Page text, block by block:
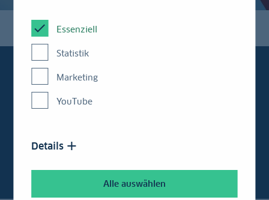
Kapitalmarktkompass
Essenziell
Statistik
Marketing
YouTube
Details
Alle auswählen